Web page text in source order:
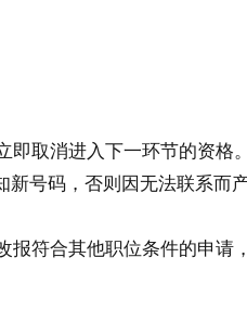
取消进入下一环节的资格
号码，否则因无法联系而
符合其他职位条件的申请